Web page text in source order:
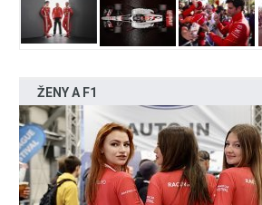
ŽENY A F1